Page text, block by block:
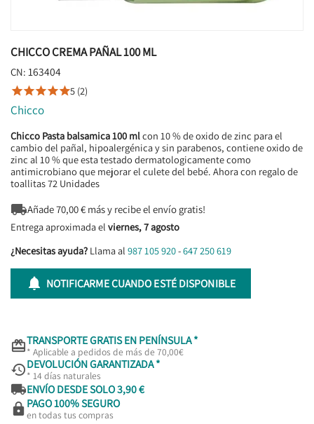
CHICCO CREMA PAÑAL 100 ML
CN: 163404
5 (2)
Chicco
Chicco Pasta balsamica 100 mlcon 10 % de oxido de zinc para el
cambio del pañal, hipoalergénica y sin parabenos, contiene oxido de
zinc al 10 % que esta testado dermatologicamente como
antimicrobiano que mejorar el culete del bebé. Ahora con regalo de
toallitas 72 Unidades
Añade70,00€ más y recibe el envío gratis!
Entrega aproximada el viernes, 7 agosto
¿Necesitas ayuda? Llama al 987 105 920-647 250 619
 NOTIFICARME CUANDO ESTÉ DISPONIBLE
TRANSPORTE GRATIS EN PENÍNSULA *
* Aplicable a pedidos de más de 70,00€
DEVOLUCIÓN GARANTIZADA *
* 14 días naturales
ENVÍO DESDE SOLO 3,90 €
 PAGO 100% SEGURO
en todas tus compras